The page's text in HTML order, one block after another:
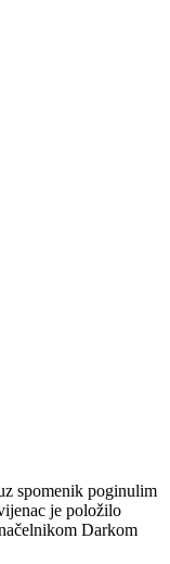
spomenik poginulim
je položilo
Darkom